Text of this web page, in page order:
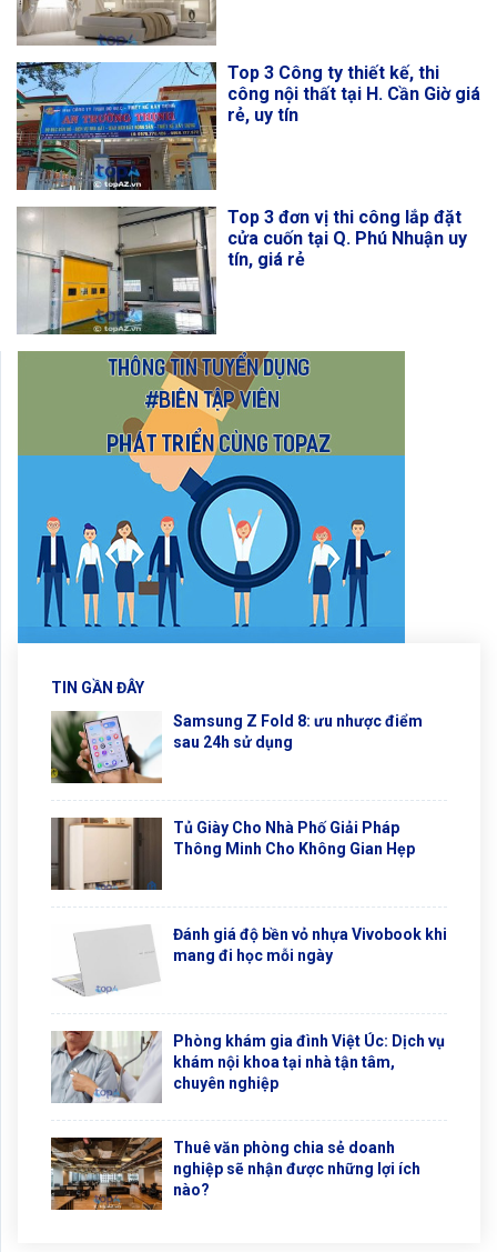
Top 3 Công ty thiết kế, thi
công nội thất tại H. Cần Giờ giá
rẻ, uy tín
Top 3 đơn vị thi công lắp đặt
cửa cuốn tại Q. Phú Nhuận uy
tín, giá rẻ
TIN GẦN ĐÂY
Samsung Z Fold 8: ưu nhược điểm
sau 24h sử dụng
Tủ Giày Cho Nhà Phố Giải Pháp
Thông Minh Cho Không Gian Hẹp
Đánh giá độ bền vỏ nhựa Vivobook khi
mang đi học mỗi ngày
Phòng khám gia đình Việt Úc: Dịch vụ
khám nội khoa tại nhà tận tâm,
chuyên nghiệp
Thuê văn phòng chia sẻ doanh
nghiệp sẽ nhận được những lợi ích
nào?